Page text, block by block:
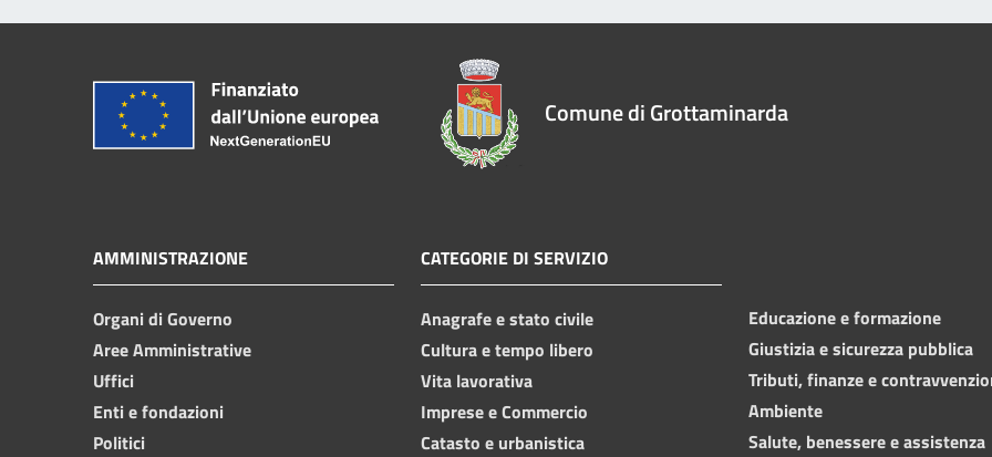
Comune di Grottaminarda
AMMINISTRAZIONE
Organi di Governo
Aree Amministrative
Uffici
Enti e fondazioni
Politici
CATEGORIE DI SERVIZIO
Anagrafe e stato civile
Cultura e tempo libero
Vita lavorativa
Imprese e Commercio
Catasto e urbanistica
Educazione e formazione
Giustizia e sicurezza pubblica
Tributi, finanze e
Ambiente
Salute, benessere e assistenza